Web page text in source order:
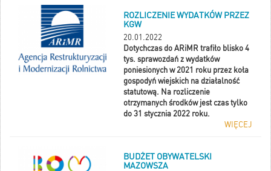
ROZLICZENIE WYDATKÓW PRZEZ
KGW
20.01.2022
Dotychczas do ARiMR trafiło blisko 4
tys. sprawozdań z wydatków
poniesionych w 2021 roku przez koła
gospodyń wiejskich na działalność
statutową. Na rozliczenie
otrzymanych środków jest czas tylko
do 31 stycznia 2022 roku.
WIĘCEJ
BUDŻET OBYWATELSKI
MAZOWSZA